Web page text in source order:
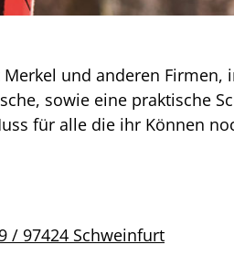
und anderen
sowie eine praktische
für alle die ihr Können
/ 97424 Schweinfurt